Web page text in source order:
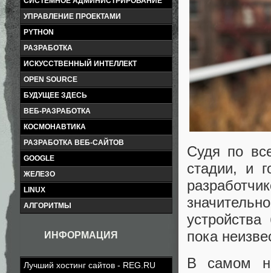
УПРАВЛЕНИЕ ПРОЕКТАМИ
PYTHON
РАЗРАБОТКА
ИСКУССТВЕННЫЙ ИНТЕЛЛЕКТ
OPEN SOURCE
БУДУЩЕЕ ЗДЕСЬ
ВЕБ-РАЗРАБОТКА
КОСМОНАВТИКА
РАЗРАБОТКА ВЕБ-САЙТОВ
GOOGLE
ЖЕЛЕЗО
LINUX
АЛГОРИТМЫ
ИНФОРМАЦИЯ
Лучший хостинг сайтов - REG.RU
Судя по
стадии, и
пока
В самом